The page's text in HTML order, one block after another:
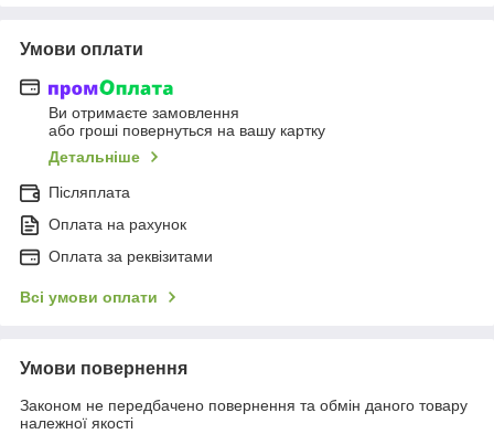
Умови оплати
Ви отримаєте замовлення
або гроші повернуться на вашу картку
Детальніше
Післяплата
Оплата на рахунок
Оплата за реквізитами
Всі умови оплати
Умови повернення
Законом не передбачено повернення та обмін даного товару
належної якості